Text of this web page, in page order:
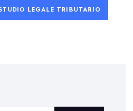
LEGALE TRIBUTARIO